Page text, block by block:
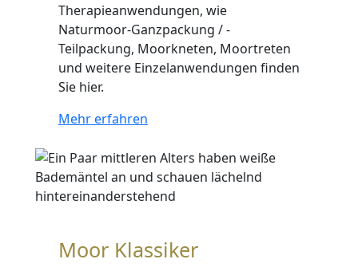
Therapieanwendungen, wie
Naturmoor-Ganzpackung / -
Teilpackung, Moorkneten, Moortreten
und weitere Einzelanwendungen finden
Sie hier.
Mehr erfahren
Moor Klassiker